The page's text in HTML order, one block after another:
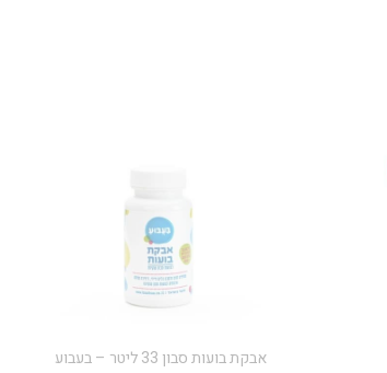
אבקת בועות סבון 33 ליטר – בעבוע